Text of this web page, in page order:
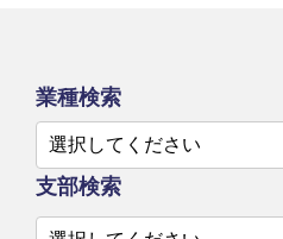
業種検索
支部検索